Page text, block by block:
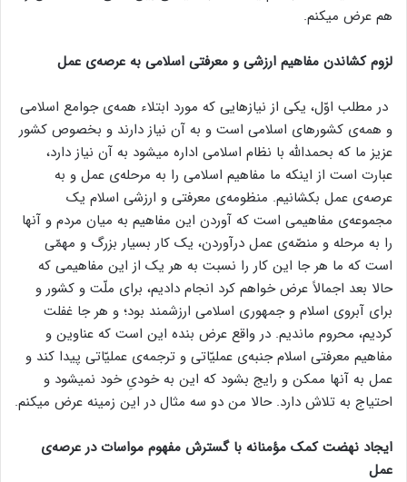
هم عرض میکنم.
لزوم کشاندن مفاهیم ارزشی و معرفتی اسلامی به عرصه‌ی عمل
در مطلب اوّل، یکی از نیازهایی که مورد ابتلاء همه‌ی جوامع اسلامی
و همه‌ی کشورهای اسلامی است و به آن نیاز دارند و بخصوص کشور
عزیز ما که بحمدالله با نظام اسلامی اداره میشود به آن نیاز دارد،
عبارت است از اینکه ما مفاهیم اسلامی را به مرحله‌ی عمل و به
عرصه‌ی عمل بکشانیم. منظومه‌ی معرفتی و ارزشی اسلام یک
مجموعه‌ی مفاهیمی است که آوردن این مفاهیم به میان مردم و آنها
را به مرحله و منصّه‌ی عمل درآوردن، یک کار بسیار بزرگ و مهمّی
است که ما هر جا این کار را نسبت به هر یک از این مفاهیمی که
حالا بعد اجمالاً عرض خواهم کرد انجام دادیم، برای ملّت و کشور و
برای آبروی اسلام و جمهوری اسلامی ارزشمند بود؛ و هر جا غفلت
کردیم، محروم ماندیم. در واقع عرض بنده این است که عناوین و
مفاهیم معرفتی اسلام جنبه‌ی عملیّاتی و ترجمه‌ی عملیّاتی پیدا کند و
عمل به آنها ممکن و رایج بشود که این به خودیِ خود نمیشود و
احتیاج به تلاش دارد. حالا من دو سه مثال در این زمینه عرض میکنم.
ایجاد نهضت کمک مؤمنانه با گسترش مفهوم مواسات در عرصه‌ی
عمل